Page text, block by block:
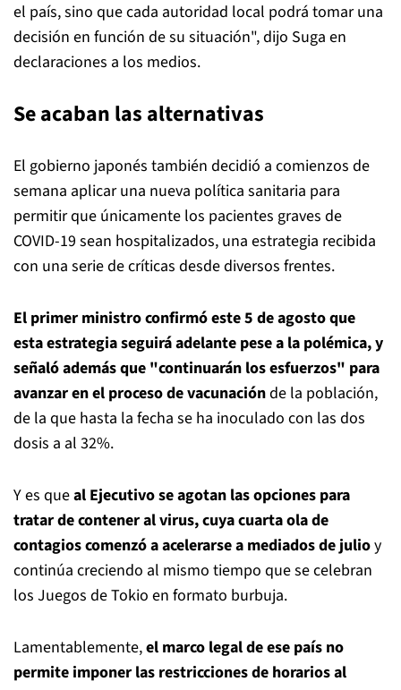
el país, sino que cada autoridad local podrá tomar una
decisión en función de su situación", dijo Suga en
declaraciones a los medios.
Se acaban las alternativas
El gobierno japonés también decidió a comienzos de
semana aplicar una nueva política sanitaria para
permitir que únicamente los pacientes graves de
COVID-19 sean hospitalizados, una estrategia recibida
con una serie de críticas desde diversos frentes.
El primer ministro confirmó este 5 de agosto que
esta estrategia seguirá adelante pese a la polémica, y
señaló además que "continuarán los esfuerzos" para
avanzar en el proceso de vacunaciónde la población,
de la que hasta la fecha se ha inoculado con las dos
dosis a al 32%.
Y es queal Ejecutivo se agotan las opciones para
tratar de contener al virus, cuya cuarta ola de
contagios comenzó a acelerarse a mediados de julioy
continúa creciendo al mismo tiempo que se celebran
los Juegos de Tokio en formato burbuja.
Lamentablemente,el marco legal de ese país no
permite imponer las restricciones de horarios al